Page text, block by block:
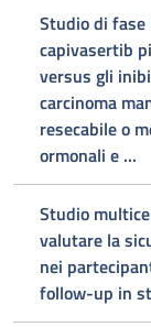
Studio di fase
capivasertib
versus gli
carcinoma
resecabile o
ormonali e ...
Studio
valutare la
nei
follow-up in